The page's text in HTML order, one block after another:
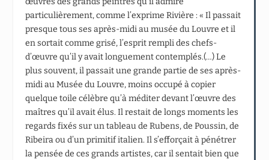
particulièrement, comme l’exprime Rivière : « Il passait
presque tous ses après-midi au musée du Louvre et il
en sortait comme grisé, l’esprit rempli des chefs-
d’œuvre qu’il y avait longuement contemplés.(…) Le
plus souvent, il passait une grande partie de ses après-
midi au Musée du Louvre, moins occupé à copier
quelque toile célèbre qu’à méditer devant l’œuvre des
maîtres qu’il avait élus. Il restait de longs moments les
regards fixés sur un tableau de Rubens, de Poussin, de
Ribeira ou d’un primitif italien. Il s’efforçait à pénétrer
la pensée de ces grands artistes, car il sentait bien que